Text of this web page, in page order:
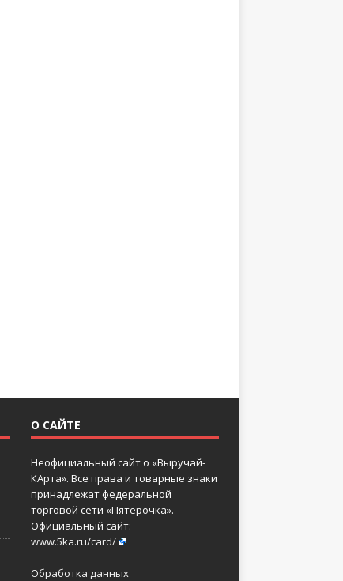
О САЙТЕ
Неофициальный сайт о «Выручай-
КАрта». Все права и товарные знаки
принадлежат федеральной
торговой сети «Пятёрочка».
Официальный сайт:
www.5ka.ru/card/
Обработка данных